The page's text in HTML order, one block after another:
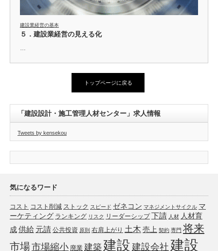
建設業経営の基本
５．建設業経営の見える化
…
トップページに戻る
「建設設計・施工管理人材センター」求人情報
Tweets by kensekou
気になるワード
コスト コスト削減 ストック スピード ゼネコン マネジメントサイクル マ
ーケティング ランキング リスク リーダーシップ 下請 人材 人材育
成供給 元請 公共投資 原則 右肩上がり 土木 売上 契約 専門 将来
市場市場縮小 廃業 建築 建設建設会社 建設